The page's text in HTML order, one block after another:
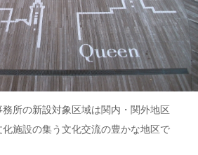
所の新設対象区域は関内・関外地区
施設の集う文化交流の豊かな地区で